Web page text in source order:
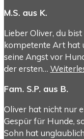
M.S. aus K.
Lieber Oliver, du
kompetente Art hat
seine Angst vor
der ersten…
Fam. S.P. aus B.
Oliver hat nicht nur
Gespür für Hunde,
Sohn hat